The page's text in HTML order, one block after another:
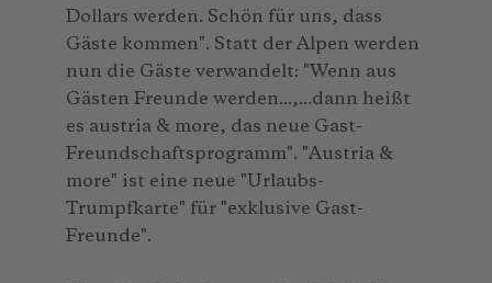
Dollars werden. Schön für uns, dass
Gäste kommen". Statt der Alpen werden
nun die Gäste verwandelt: "Wenn aus
Gästen Freunde werden...,...dann heißt
es austria & more, das neue Gast-
Freundschaftsprogramm". "Austria &
more" ist eine neue "Urlaubs-
Trumpfkarte" für "exklusive Gast-
Freunde".